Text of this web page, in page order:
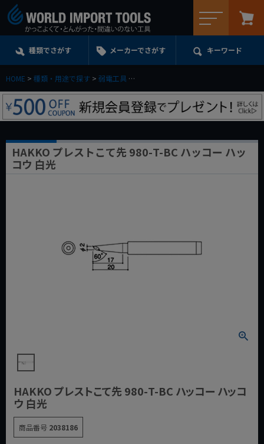
種類でさがす メーカーでさがす キーワード
HOME 種類・用途で探す 弱電工具
HAKKO プレストこて先 980-T-BC ハッコー ハッ
コウ 白光
HAKKO プレストこて先 980-T-BC ハッコー ハッコ
ウ 白光
商品番号 2038186